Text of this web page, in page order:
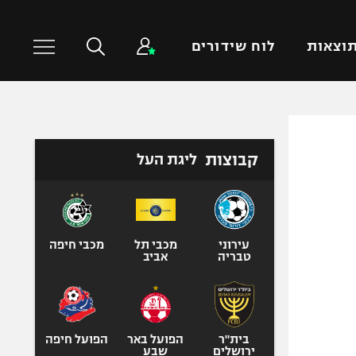
תוצאות לוח שידורים
טניס
כדורעף
ספורט אולימפי
קבוצות ליגת העל
עירוני
טבריה
מכבי תל
אביב
מכבי חיפה
בית"ר
ירושלים
הפועל באר
שבע
הפועל חיפה